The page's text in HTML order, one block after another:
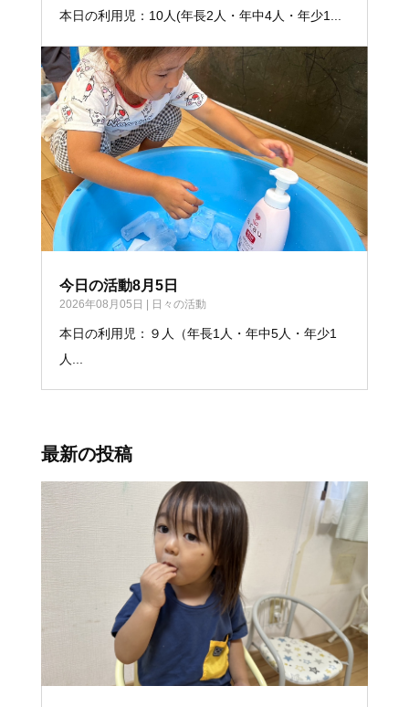
本日の利用児：10人(年長2人・年中4人・年少1...
今日の活動8月5日
2026年08月05日 日々の活動
本日の利用児：９人（年長1人・年中5人・年少1
人...
最新の投稿